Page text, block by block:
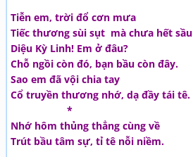
Tiễn em, trời đổ cơn mưa
Tiếc thương sùi sụt mà chưa hết sầu
Diệu Kỳ Linh! Em ở đâu?
Chỗ ngồi còn đó, bạn bầu còn đây.
Sao em đã vội chia tay
Cổ truyền thương nhớ, dạ đầy tái tê.
*
Nhớ hôm thủng thẳng cùng về
Trút bầu tâm sự, tỉ tê nỗi niềm.